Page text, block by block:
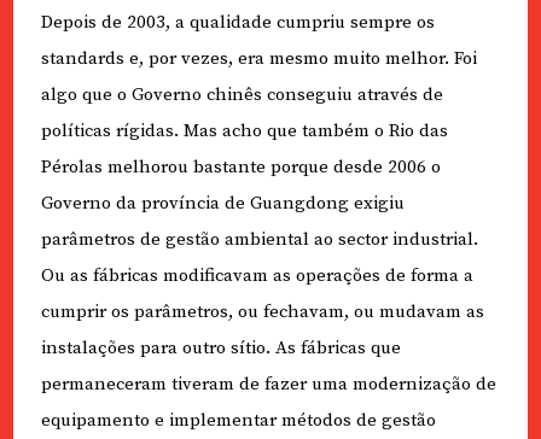
Depois de 2003, a qualidade cumpriu sempre os
standards e, por vezes, era mesmo muito melhor. Foi
algo que o Governo chinês conseguiu através de
políticas rígidas. Mas acho que também o Rio das
Pérolas melhorou bastante porque desde 2006 o
Governo da província de Guangdong exigiu
parâmetros de gestão ambiental ao sector industrial.
Ou as fábricas modificavam as operações de forma a
cumprir os parâmetros, ou fechavam, ou mudavam as
instalações para outro sítio. As fábricas que
permaneceram tiveram de fazer uma modernização de
equipamento e implementar métodos de gestão